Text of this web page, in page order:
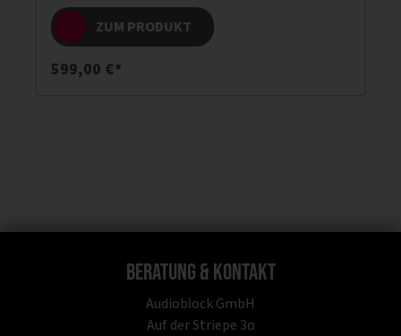
diese Box zu einem Highlight in Ihrer Preisklasse!
ZUM PRODUKT
599,00 €*
Beratung & Kontakt
Audioblock GmbH
Auf der Striepe 3a